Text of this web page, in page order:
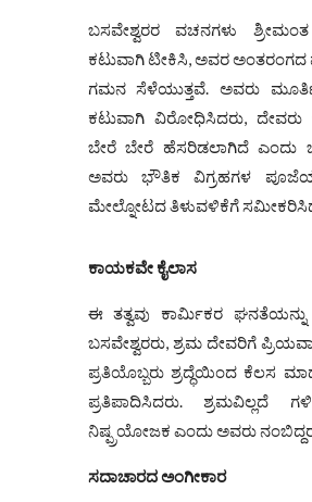
ಬಸವೇಶ್ವರರ ವಚನಗಳು ಶ್ರೀಮಂತ
ಕಟುವಾಗಿ ಟೀಕಿಸಿ, ಅವರ ಅಂತರಂಗದ
ಗಮನ ಸೆಳೆಯುತ್ತವೆ. ಅವರು
ಕಟುವಾಗಿ ವಿರೋಧಿಸಿದರು, ದೇವರು
ಬೇರೆ ಬೇರೆ ಹೆಸರಿಡಲಾಗಿದೆ ಎಂದು
ಅವರು ಭೌತಿಕ ವಿಗ್ರಹಗಳ
ಮೇಲ್ನೋಟದ ತಿಳುವಳಿಕೆಗೆ
ಕಾಯಕವೇ ಕೈಲಾಸ
ಈ ತತ್ವವು ಕಾರ್ಮಿಕರ ಘನತೆಯನ್ನು
ಬಸವೇಶ್ವರರು, ಶ್ರಮ ದೇವರಿಗೆ
ಪ್ರತಿಯೊಬ್ಬರು ಶ್ರದ್ಧೆಯಿಂದ ಕೆಲಸ
ಪ್ರತಿಪಾದಿಸಿದರು. ಶ್ರಮವಿಲ್ಲದೆ
ನಿಷ್ಪ್ರಯೋಜಕ ಎಂದು ಅವರು
ಸದಾಚಾರದ ಅಂಗೀಕಾರ